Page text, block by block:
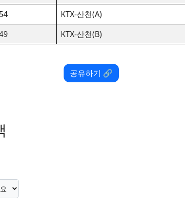
KTX-산천(A)
KTX-산천(B)
공유하기 🔗